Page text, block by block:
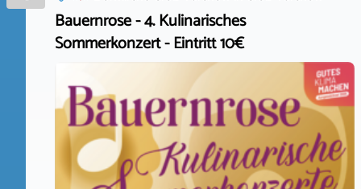
Bauernrose - 4. Kulinarisches
Sommerkonzert - Eintritt 10€